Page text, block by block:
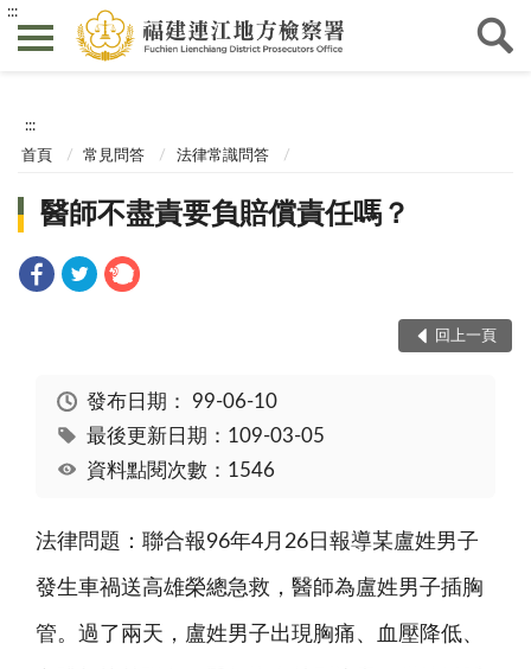
:::
:::
首頁 常見問答 法律常識問答
醫師不盡責要負賠償責任嗎？
回上一頁
發布日期： 99-06-10
最後更新日期：109-03-05
資料點閱次數：1546
法律問題：聯合報96年4月26日報導某盧姓男子
發生車禍送高雄榮總急救，醫師為盧姓男子插胸
管。過了兩天，盧姓男子出現胸痛、血壓降低、